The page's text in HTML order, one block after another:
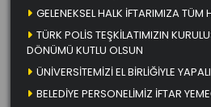
GELENEKSEL HALK İFTARIMIZA TÜM
TÜRK POLİS TEŞKİLATIMIZIN
DÖNÜMÜ KUTLU OLSUN
ÜNİVERSİTEMİZİ EL BİRLİĞİYLE
BELEDİYE PERSONELİMİZ İFTAR